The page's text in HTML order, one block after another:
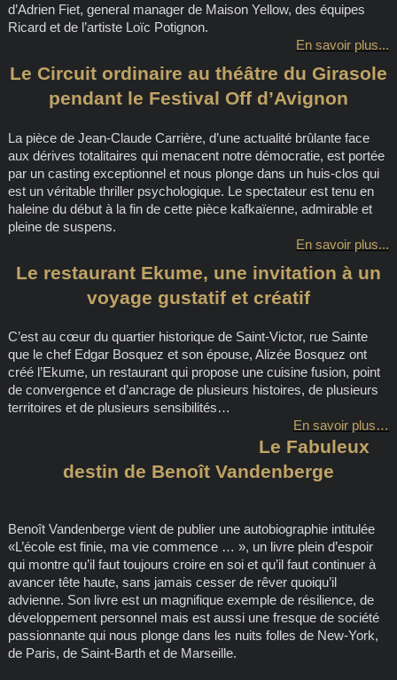
d’Adrien Fiet, general manager de Maison Yellow, des équipes
Ricard et de l’artiste Loïc Potignon.
En savoir plus...
Le Circuit ordinaire au théâtre du Girasole
pendant le Festival Off d’Avignon
La pièce de Jean-Claude Carrière, d’une actualité brûlante face
aux dérives totalitaires qui menacent notre démocratie, est portée
par un casting exceptionnel et nous plonge dans un huis-clos qui
est un véritable thriller psychologique. Le spectateur est tenu en
haleine du début à la fin de cette pièce kafkaïenne, admirable et
pleine de suspens.
En savoir plus...
Le restaurant Ekume, une invitation à un
voyage gustatif et créatif
C’est au cœur du quartier historique de Saint-Victor, rue Sainte
que le chef Edgar Bosquez et son épouse, Alizée Bosquez ont
créé l’Ekume, un restaurant qui propose une cuisine fusion, point
de convergence et d’ancrage de plusieurs histoires, de plusieurs
territoires et de plusieurs sensibilités…
En savoir plus…
Le Fabuleux
destin de Benoît Vandenberge
Benoît Vandenberge vient de publier une autobiographie intitulée
«L’école est finie, ma vie commence … », un livre plein d’espoir
qui montre qu’il faut toujours croire en soi et qu’il faut continuer à
avancer tête haute, sans jamais cesser de rêver quoiqu’il
advienne. Son livre est un magnifique exemple de résilience, de
développement personnel mais est aussi une fresque de société
passionnante qui nous plonge dans les nuits folles de New-York,
de Paris, de Saint-Barth et de Marseille.